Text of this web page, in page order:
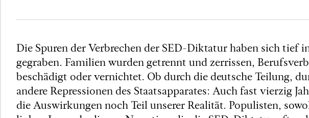
Die Spuren der Verbrechen der SED-Diktatur haben sich tief
gegraben. Familien wurden getrennt und zerrissen,
beschädigt oder vernichtet. Ob durch die deutsche Teilung,
andere Repressionen des Staatsapparates: Auch fast vierzig
die Auswirkungen noch Teil unserer Realität. Populisten,